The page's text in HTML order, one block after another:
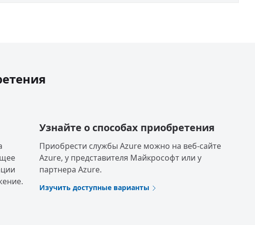
Узнайте о способах приобретения
Приобрести службы Azure можно на веб-сайте
Azure, у представителя Майкрософт или у
партнера Azure.
Изучить доступные варианты